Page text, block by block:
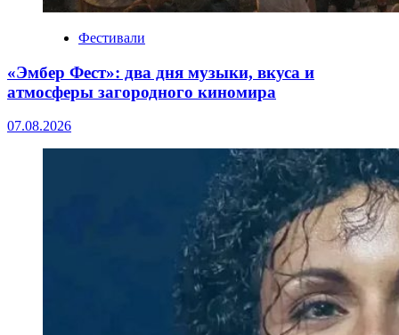
Фестивали
«Эмбер Фест»: два дня музыки, вкуса и
атмосферы загородного киномира
07.08.2026